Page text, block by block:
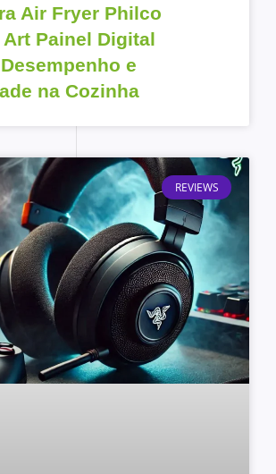
Air Fryer Philco
Painel Digital
e
na Cozinha
REVIEWS